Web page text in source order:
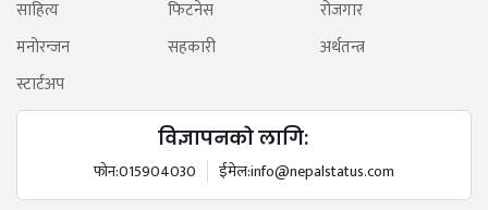
साहित्य
फिटनेस
रोजगार
मनोरन्जन
सहकारी
अर्थतन्त्र
स्टार्टअप
विज्ञापनको लागि:
फोन:015904030 ईमेल:info@nepalstatus.com